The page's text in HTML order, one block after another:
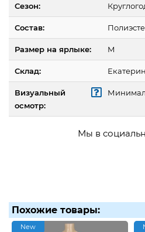
Сезон:
Состав:
Размер на ярлыке: M
Склад:
Визуальный
осмотр:
Мы в
Похожие товары:
New